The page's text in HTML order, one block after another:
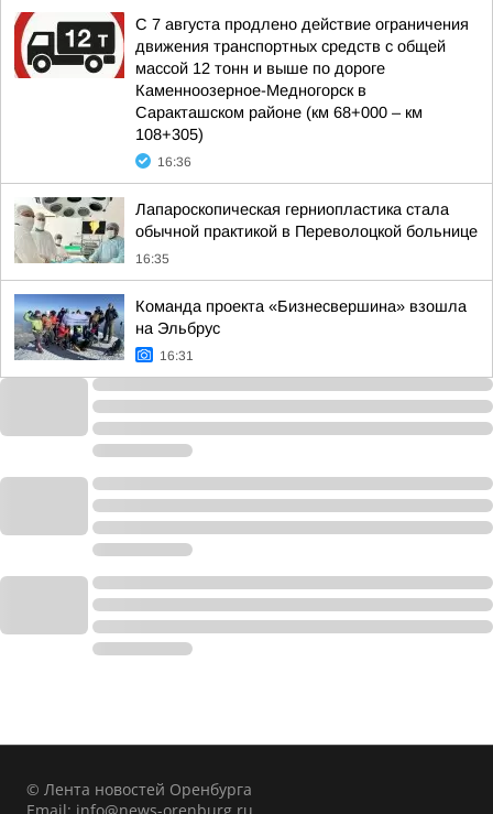
С 7 августа продлено действие ограничения
движения транспортных средств с общей
массой 12 тонн и выше по дороге
Каменноозерное-Медногорск в
Саракташском районе (км 68+000 – км
108+305)
16:36
Лапароскопическая герниопластика стала
обычной практикой в Переволоцкой больнице
16:35
Команда проекта «Бизнесвершина» взошла
на Эльбрус
16:31
© Лента новостей Оренбурга